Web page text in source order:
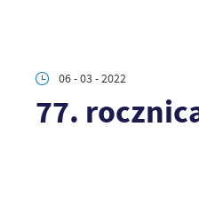
06 - 03 - 2022
77.